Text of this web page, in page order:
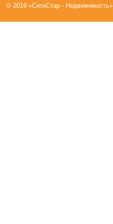
© 2019 «СитиСтар - Недвижимость»